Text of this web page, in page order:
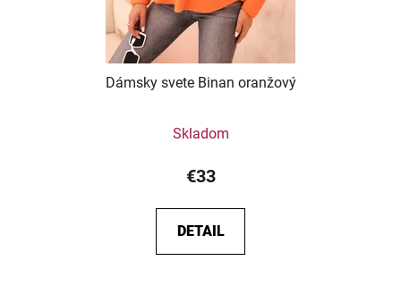
Dámsky svete Binan oranžový
Skladom
€33
DETAIL